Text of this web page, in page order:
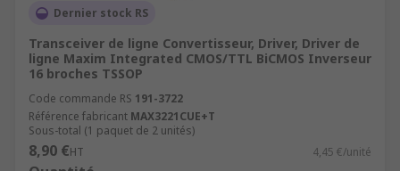
Dernier stock RS
Transceiver de ligne Convertisseur, Driver, Driver de
ligne Maxim Integrated CMOS/TTL BiCMOS Inverseur
16 broches TSSOP
Code commande RS 191-3722
Référence fabricant MAX3221CUE+T
Sous-total (1 paquet de 2 unités)
8,90 €HT 4,45 €/unité